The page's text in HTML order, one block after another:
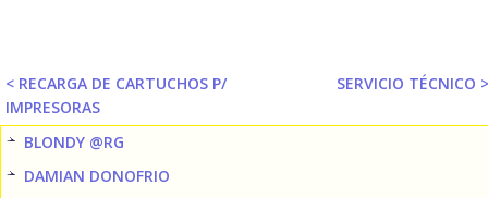
< RECARGA DE CARTUCHOS P/
IMPRESORAS
SERVICIO TÉCNICO >
BLONDY @RG
DAMIAN DONOFRIO